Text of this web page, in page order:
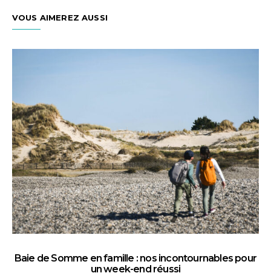
VOUS AIMEREZ AUSSI
Baie de Somme en famille : nos incontournables pour
un week-end réussi